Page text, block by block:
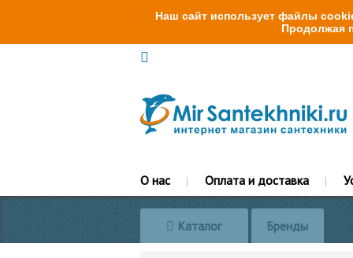
Наш сайт использует файлы
Продолжая
О нас Оплата и доставка
Каталог Бренды